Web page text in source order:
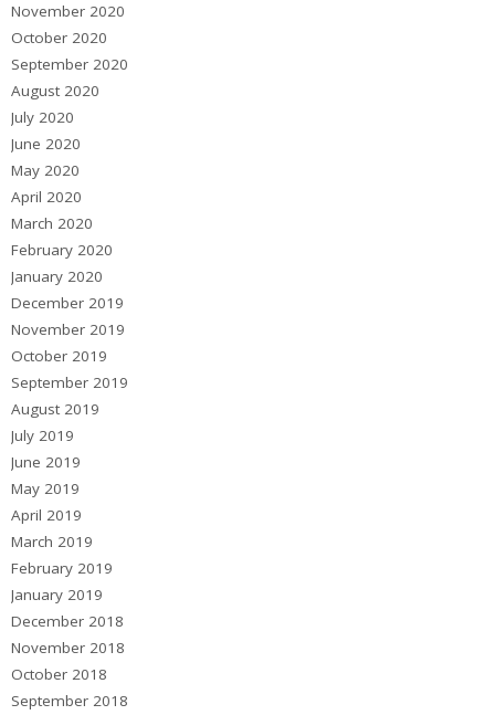
November 2020
October 2020
September 2020
August 2020
July 2020
June 2020
May 2020
April 2020
March 2020
February 2020
January 2020
December 2019
November 2019
October 2019
September 2019
August 2019
July 2019
June 2019
May 2019
April 2019
March 2019
February 2019
January 2019
December 2018
November 2018
October 2018
September 2018